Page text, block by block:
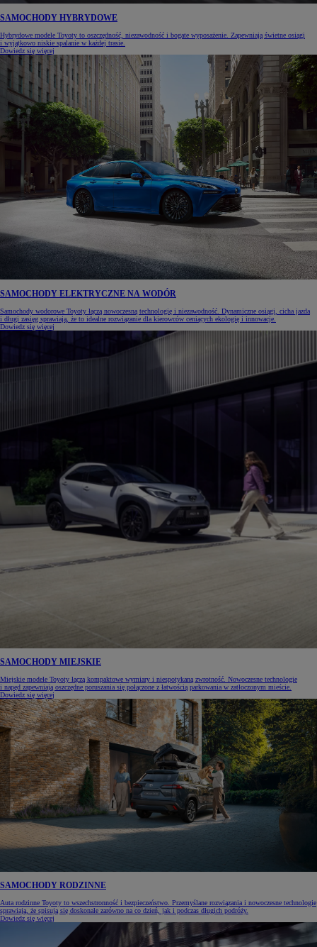
SAMOCHODY HYBRYDOWE
Hybrydowe modele Toyoty to oszczędność, niezawodność i bogate wyposażenie. Zapewniają świetne osiągi
i wyjątkowo niskie spalanie w każdej trasie.
Dowiedz się więcej
SAMOCHODY ELEKTRYCZNE NA WODÓR
Samochody wodorowe Toyoty łączą nowoczesną technologię i niezawodność. Dynamiczne osiągi, cicha jazda
i długi zasięg sprawiają, że to idealne rozwiązanie dla kierowców ceniących ekologię i innowacje.
Dowiedz się więcej
SAMOCHODY MIEJSKIE
Miejskie modele Toyoty łączą kompaktowe wymiary i niespotykaną zwrotność. Nowoczesne technologie
i napęd zapewniają oszczędne poruszania się połączone z łatwością parkowania w zatłoczonym mieście.
Dowiedz się więcej
SAMOCHODY RODZINNE
Auta rodzinne Toyoty to wszechstronność i bezpieczeństwo. Przemyślane rozwiązania i nowoczesne technologie
sprawiają, że spisują się doskonale zarówno na co dzień, jak i podczas długich podróży.
Dowiedz się więcej